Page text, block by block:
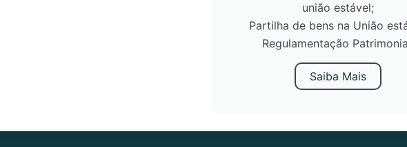
união estável;
Partilha de bens na União
Regulamentação
Saiba Mais